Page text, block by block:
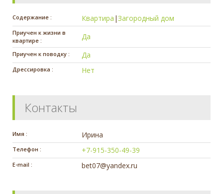
Содержание : Квартира |Загородный дом
Приучен к жизни в
квартире :
Да
Приучен к поводку : Да
Дрессировка : Нет
Контакты
Имя : Ирина
Телефон : +7-915-350-49-39
E-mail : bet07@yandex.ru